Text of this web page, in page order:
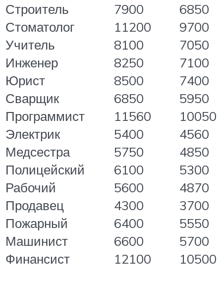
Строитель
7900
6850
Стоматолог
11200
9700
Учитель
8100
7050
Инженер
8250
7100
Юрист
8500
7400
Сварщик
6850
5950
Программист
11560
10050
Электрик
5400
4560
Медсестра
5750
4850
Полицейский
6100
5300
Рабочий
5600
4870
Продавец
4300
3700
Пожарный
6400
5550
Машинист
6600
5700
Финансист
12100 10500